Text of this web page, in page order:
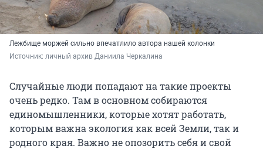
Лежбище моржей сильно впечатлило автора нашей колонки
Источник: личный архив Даниила Черкалина
Случайные люди попадают на такие проекты
очень редко. Там в основном собираются
единомышленники, которые хотят работать,
которым важна экология как всей Земли, так и
родного края. Важно не опозорить себя и свой